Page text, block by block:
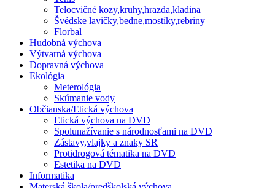
Telocvičné kozy,kruhy,hrazda,kladina
Švédske lavičky,bedne,mostíky,rebriny
Florbal
Hudobná výchova
Výtvarná výchova
Dopravná výchova
Ekológia
Meterológia
Skúmanie vody
Občianska/Etická výchova
Etická výchova na DVD
Spolunažívanie s národnosťami na DVD
Zástavy,vlajky a znaky SR
Protidrogová tématika na DVD
Estetika na DVD
Informatika